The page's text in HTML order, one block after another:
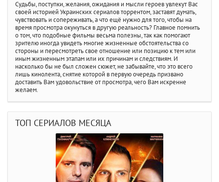
Судьбы, поступки, желания, ожидания и мысли героев увлекут Вас
своей историей Украинских сериалов торрентом, заставят думать,
чувствовать и сопереживать, а что ещё нужно для того, чтобы на
время просмотра окунуться в другую реальность? Главное помнить
о том, что подобные фильмы весьма полезны, так как помогают
зрителю иногда увидеть многие жизненные обстоятельства со
стороны и пересмотреть свое отношение или позицию к тем или
иным жизненным этапам или их причинам и следствиям. И
насколько бы не был сложен сюжет, не забывайте, что это всего
лишь кинолента, снятие которой в первую очередь призвано
доставить Вам удовольствие от просмотра, чего Вам искренне
желаем.
ТОП СЕРИАЛОВ МЕСЯЦА